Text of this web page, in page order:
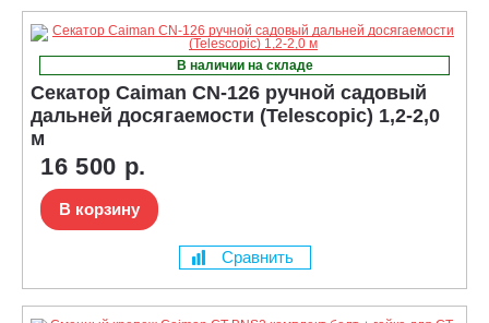
В наличии на складе
Секатор Caiman CN-126 ручной садовый
дальней досягаемости (Telescopic) 1,2-2,0
м
16 500 р.
В корзину
Сравнить